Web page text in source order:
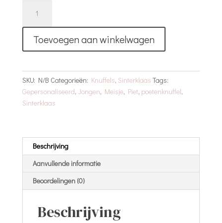
Knuffeltje
Met
Naam
aantal
Toevoegen aan winkelwagen
SKU: N/B Categorieën: Knuffels, Sinterklaas Tags:
Gepersonaliseerd, Jongen, Meisje, Piet, poetenknuffel,
Sinterklaas
Beschrijving
Aanvullende informatie
Beoordelingen (0)
Beschrijving